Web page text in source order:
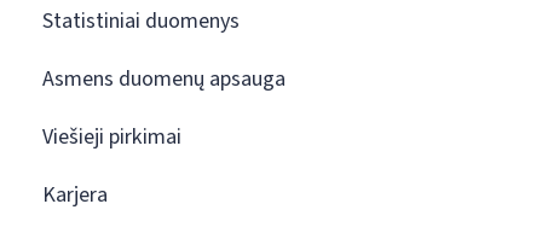
Statistiniai duomenys
Asmens duomenų apsauga
Viešieji pirkimai
Karjera